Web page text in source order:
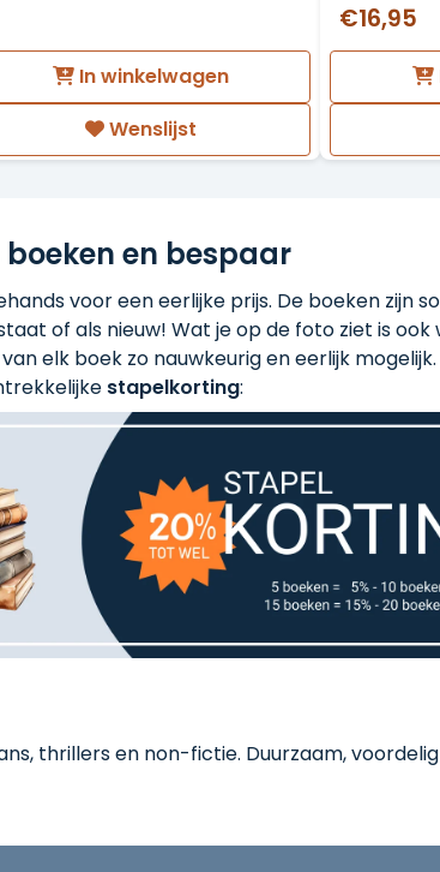
In winkelwagen
Wenslijst
€16,95
en bespaar
voor een eerlijke prijs. De boeken zijn
of als nieuw! Wat je op de foto ziet is ook
elk boek zo nauwkeurig en eerlijk
stapelkorting:
thrillers en non-fictie. Duurzaam,